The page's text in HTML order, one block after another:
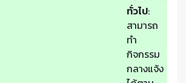
ทั่วไป:
สามารถ
ทำ
กิจกรรม
กลางแจ้ง